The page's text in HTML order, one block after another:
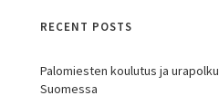
RECENT POSTS
Palomiesten koulutus ja urapolku
Suomessa